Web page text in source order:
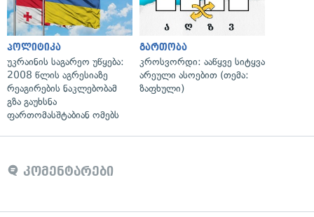
პოლიტიკა
უკრაინის საგარეო უწყება:
2008 წლის აგრესიაზე
რეაგირების ნაკლებობამ
გზა გაუხსნა
ფართომასშტაბიან ომებს
გართობა
კროსვორდი: ააწყვე სიტყვა
არეული ასოებით (თემა:
ზაფხული)
კომენტარები